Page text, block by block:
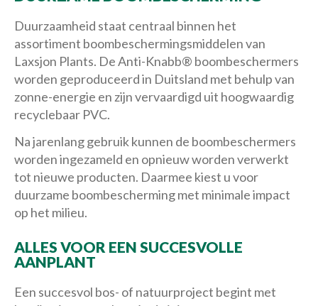
Duurzaamheid staat centraal binnen het
assortiment boombeschermingsmiddelen van
Laxsjon Plants. De Anti-Knabb® boombeschermers
worden geproduceerd in Duitsland met behulp van
zonne-energie en zijn vervaardigd uit hoogwaardig
recyclebaar PVC.
Na jarenlang gebruik kunnen de boombeschermers
worden ingezameld en opnieuw worden verwerkt
tot nieuwe producten. Daarmee kiest u voor
duurzame boombescherming met minimale impact
op het milieu.
ALLES VOOR EEN SUCCESVOLLE
AANPLANT
Een succesvol bos- of natuurproject begint met